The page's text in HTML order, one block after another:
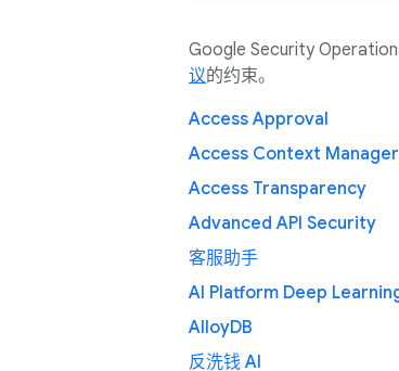
Google Security
议的约束。
Access Approval
Access Context Manager
Access Transparency
Advanced API Security
客服助手
AI Platform Deep
AlloyDB
反洗钱 AI